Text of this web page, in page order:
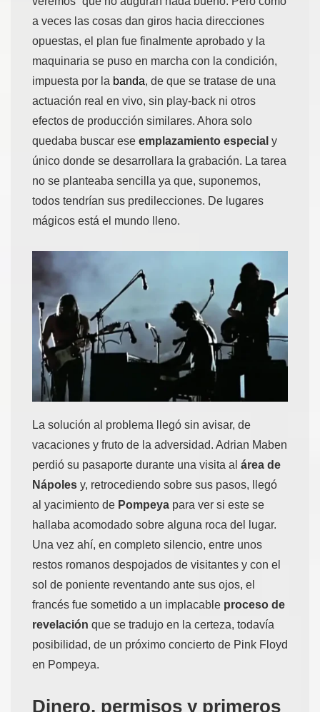
a veces las cosas dan giros hacia direcciones
opuestas, el plan fue finalmente aprobado y la
maquinaria se puso en marcha con la condición,
impuesta por la banda, de que se tratase de una
actuación real en vivo, sin play-back ni otros
efectos de producción similares. Ahora solo
quedaba buscar ese emplazamiento especial y
único donde se desarrollara la grabación. La tarea
no se planteaba sencilla ya que, suponemos,
todos tendrían sus predilecciones. De lugares
mágicos está el mundo lleno.
La solución al problema llegó sin avisar, de
vacaciones y fruto de la adversidad. Adrian Maben
perdió su pasaporte durante una visita al área de
Nápoles y, retrocediendo sobre sus pasos, llegó
al yacimiento de Pompeya para ver si este se
hallaba acomodado sobre alguna roca del lugar.
Una vez ahí, en completo silencio, entre unos
restos romanos despojados de visitantes y con el
sol de poniente reventando ante sus ojos, el
francés fue sometido a un implacable proceso de
revelación que se tradujo en la certeza, todavía
posibilidad, de un próximo concierto de Pink Floyd
en Pompeya.
Dinero, permisos y primeros